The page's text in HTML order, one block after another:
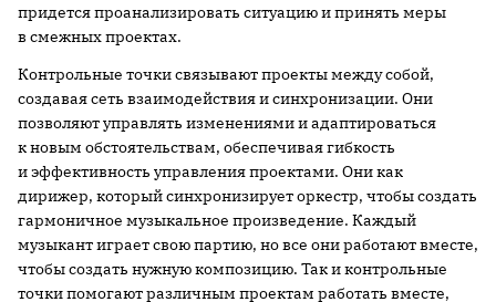
придется проанализировать ситуацию и принять меры
в смежных проектах.
Контрольные точки связывают проекты между собой,
создавая сеть взаимодействия и синхронизации. Они
позволяют управлять изменениями и адаптироваться
к новым обстоятельствам, обеспечивая гибкость
и эффективность управления проектами. Они как
дирижер, который синхронизирует оркестр, чтобы создать
гармоничное музыкальное произведение. Каждый
музыкант играет свою партию, но все они работают вместе,
чтобы создать нужную композицию. Так и контрольные
точки помогают различным проектам работать вместе,